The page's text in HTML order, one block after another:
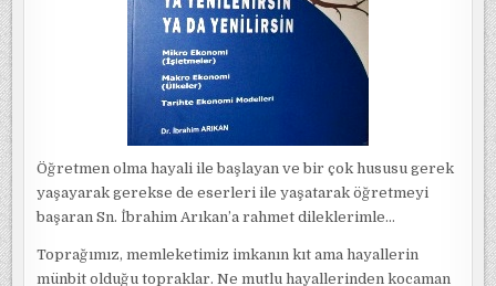
Öğretmen olma hayali ile başlayan ve bir çok hususu gerek
yaşayarak gerekse de eserleri ile yaşatarak öğretmeyi
başaran Sn. İbrahim Arıkan’a rahmet dileklerimle…
Toprağımız, memleketimiz imkanın kıt ama hayallerin
münbit olduğu topraklar. Ne mutlu hayallerinden kocaman